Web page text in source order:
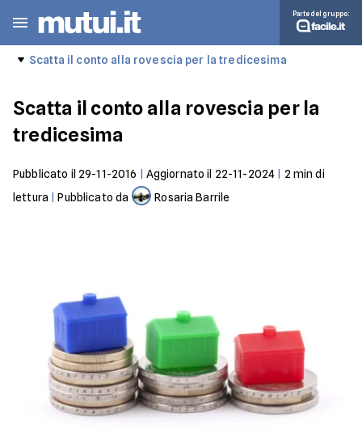
Parte del gruppo:
Scatta il conto alla rovescia per la tredicesima
Scatta il conto alla rovescia per la
tredicesima
Pubblicato il 29-11-2016 Aggiornato il 22-11-2024 2 min di
lettura |Pubblicato da Rosaria Barrile